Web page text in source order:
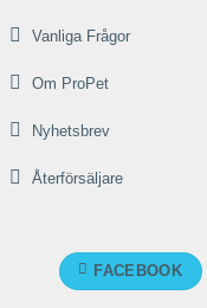
Vanliga Frågor
Om ProPet
Nyhetsbrev
Återförsäljare
FACEBOOK